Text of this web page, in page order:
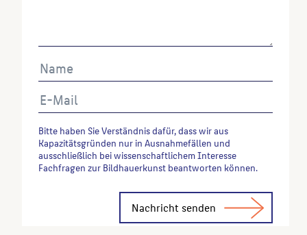
Bitte haben Sie Verständnis dafür, dass wir aus
Kapazitätsgründen nur in Ausnahmefällen und
ausschließlich bei wissenschaftlichem Interesse
Fachfragen zur Bildhauerkunst beantworten können.